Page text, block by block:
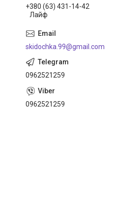
+380 (63) 431-14-42
Лайф
skidochka.99@gmail.com
0962521259
0962521259